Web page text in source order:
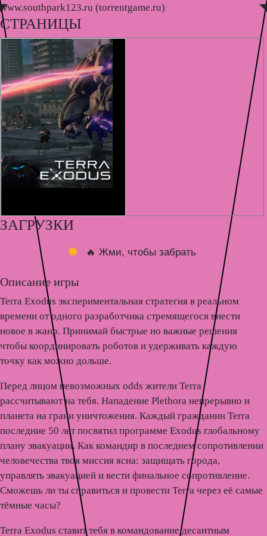
www.southpark123.ru (torrentgame.ru)
◤ ◥
СТРАНИЦЫ
ЗАГРУЗКИ
🔥 Жми, чтобы забрать
Описание игры
Terra Exodus экспериментальная стратегия в реальном
времени от одного разработчика стремящегося внести
новое в жанр. Принимай быстрые но важные решения
чтобы координировать роботов и удерживать каждую
точку как можно дольше.
Перед лицом невозможных odds жители Terra
рассчитывают на тебя. Нападение Plethora непрерывно и
планета на грани уничтожения. Каждый гражданин Terra
последние 50 лет посвятил программе Exodus глобальному
плану эвакуации. Как командир в последнем сопротивлении
человечества твоя миссия ясна: защищать города,
управлять эвакуацией и вести финальное сопротивление.
Сможешь ли ты справиться и провести Terra через её самые
тёмные часы?
Terra Exodus ставит тебя в командование десантным